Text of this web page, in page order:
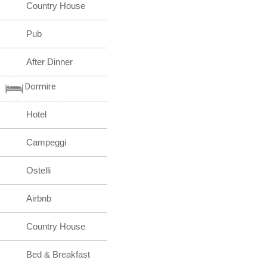
Country House
Pub
After Dinner
Dormire
Hotel
Campeggi
Ostelli
Airbnb
Country House
Bed & Breakfast